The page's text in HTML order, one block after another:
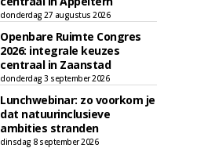
donderdag 27 augustus 2026
Openbare Ruimte Congres
2026: integrale keuzes
centraal in Zaanstad
donderdag 3 september 2026
Lunchwebinar: zo voorkom je
dat natuurinclusieve
ambities stranden
dinsdag 8 september 2026